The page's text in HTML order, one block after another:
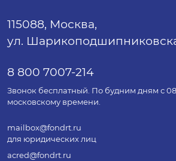
115088, Москва,
ул.
8 800 7007-214
Звонок бесплатный. По будним дням с
московскому времени.
mailbox@fondrt.ru
для юридических лиц
acred@fondrt.ru